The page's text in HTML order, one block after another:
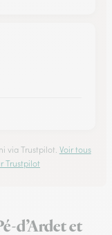
via Trustpilot. Voir tous
Trustpilot
d’Ardet et